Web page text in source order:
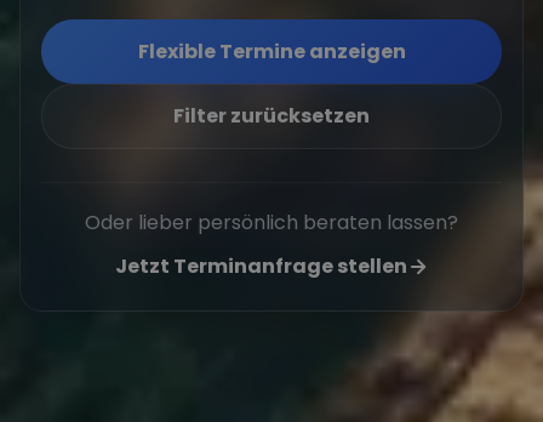
Flexible Termine anzeigen
Filter zurücksetzen
Oder lieber persönlich beraten lassen?
Jetzt Terminanfrage stellen